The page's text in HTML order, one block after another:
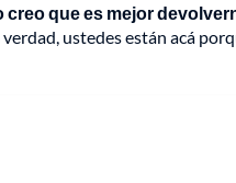
creo que es mejor
ustedes están acá